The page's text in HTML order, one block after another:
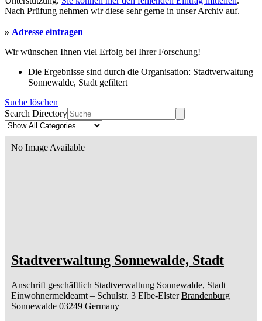
Nach Prüfung nehmen wir diese sehr gerne in unser Archiv auf.
» Adresse eintragen
Wir wünschen Ihnen viel Erfolg bei Ihrer Forschung!
Die Ergebnisse sind durch die Organisation: Stadtverwaltung
Sonnewalde, Stadt gefiltert
Suche löschen
Search Directory
No Image Available
Stadtverwaltung Sonnewalde, Stadt
Anschrift geschäftlich Stadtverwaltung Sonnewalde, Stadt –
Einwohnermeldeamt – Schulstr. 3 Elbe-Elster Brandenburg
Sonnewalde 03249 Germany